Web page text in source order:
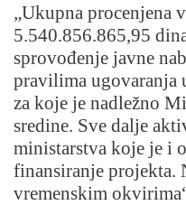
„Ukupna procenjena
5.540.856.865,95
sprovođenje javne
pravilima ugovaranja
za koje je nadležno
sredine. Sve dalje
ministarstva koje je i
finansiranje projekta.
vremenskim